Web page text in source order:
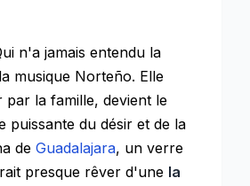
n'a jamais entendu la
musique Norteño. Elle
la famille, devient le
puissante du désir et de la
de Guadalajara, un verre
presque rêver d'une la